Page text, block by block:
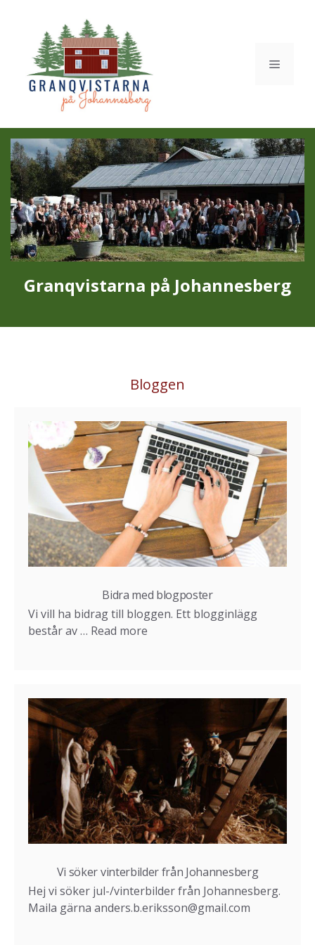
innehåll
Meny
Granqvistarna på Johannesberg
Bloggen
Bidra med blogposter
Vi vill ha bidrag till bloggen. Ett blogginlägg
består av … Read more
Vi söker vinterbilder från Johannesberg
Hej vi söker jul-/vinterbilder från Johannesberg.
Maila gärna anders.b.eriksson@gmail.com